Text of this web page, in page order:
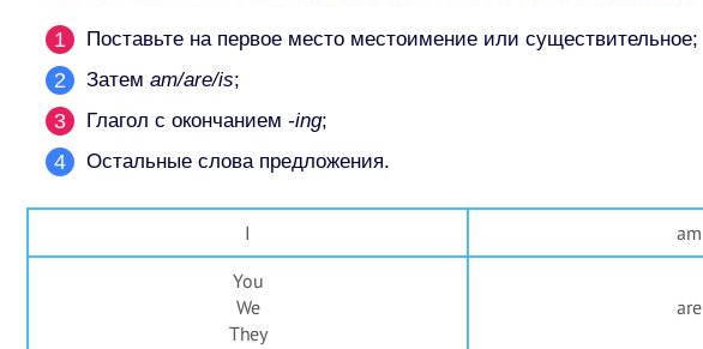
Поставьте на первое место местоимение или существительное;​
Затем am/are/is;
Глагол с окончанием -ing;
Остальные слова предложения.
I am
You
We
They
are